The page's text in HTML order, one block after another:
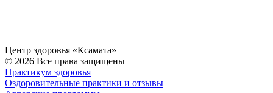
Центр здоровья «Ксамата»
© 2026 Все права защищены
Практикум здоровья
Оздоровительные практики и отзывы